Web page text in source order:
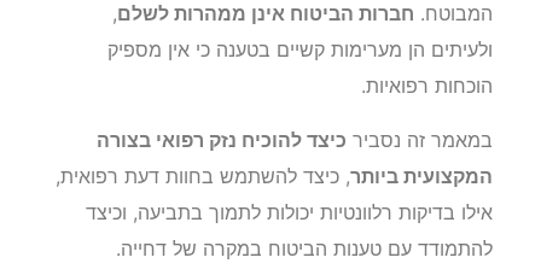
המבוטח. חברות הביטוח אינן ממהרות לשלם,
ולעיתים הן מערימות קשיים בטענה כי אין מספיק
הוכחות רפואיות.
במאמר זה נסביר כיצד להוכיח נזק רפואי בצורה
המקצועית ביותר, כיצד להשתמש בחוות דעת רפואית,
אילו בדיקות רלוונטיות יכולות לתמוך בתביעה, וכיצד
להתמודד עם טענות הביטוח במקרה של דחייה.